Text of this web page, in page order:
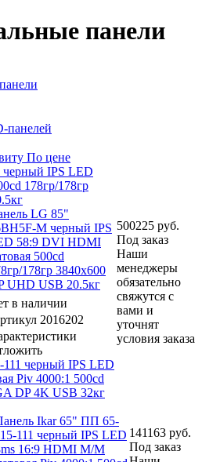
панели
панелей
По цене
IPS LED
178гр/178гр
LG 85"
M черный IPS
58:9 DVI HDMI
500cd
178гр 3840x600
UHD USB 20.5кг
в наличии
2016202
500225 руб.
Под заказ
Наши
менеджеры
обязательно
свяжутся с
вами и
уточнят
условия заказа
черный IPS LED
Piv 4000:1 500cd
DP 4K USB 32кг
Ikar 65" ПП 65-
111 черный IPS LED
16:9 HDMI M/M
141163 руб.
Под заказ